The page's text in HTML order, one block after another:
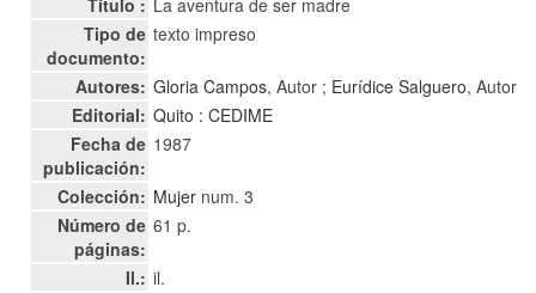
Título : La aventura de ser madre
Tipo de
documento:
texto impreso
Autores: Gloria Campos, Autor ; Eurídice Salguero, Autor
Editorial: Quito : CEDIME
Fecha de
publicación:
1987
Colección: Mujer num. 3
Número de
páginas:
61 p.
Il.: il.